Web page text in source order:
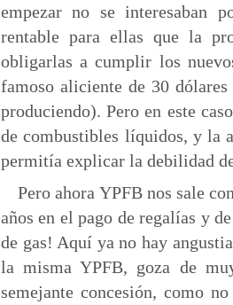
empezar no se interesaban
rentable para ellas que la
obligarlas a cumplir los
famoso aliciente de 30
produciendo). Pero en este
de combustibles líquidos, y la
permitía explicar la debilidad
Pero ahora YPFB nos sale
años en el pago de regalías y
de gas! Aquí ya no hay
la misma YPFB, goza de
semejante concesión, como